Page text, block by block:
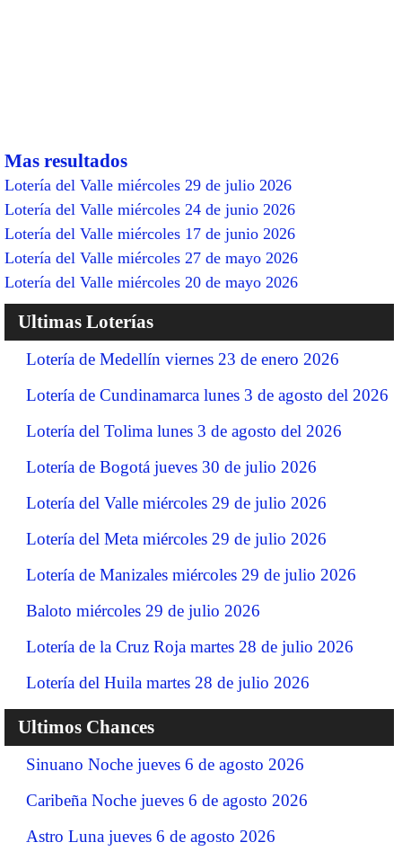
Mas resultados
Lotería del Valle miércoles 29 de julio 2026
Lotería del Valle miércoles 24 de junio 2026
Lotería del Valle miércoles 17 de junio 2026
Lotería del Valle miércoles 27 de mayo 2026
Lotería del Valle miércoles 20 de mayo 2026
Ultimas Loterías
Lotería de Medellín viernes 23 de enero 2026
Lotería de Cundinamarca lunes 3 de agosto del 2026
Lotería del Tolima lunes 3 de agosto del 2026
Lotería de Bogotá jueves 30 de julio 2026
Lotería del Valle miércoles 29 de julio 2026
Lotería del Meta miércoles 29 de julio 2026
Lotería de Manizales miércoles 29 de julio 2026
Baloto miércoles 29 de julio 2026
Lotería de la Cruz Roja martes 28 de julio 2026
Lotería del Huila martes 28 de julio 2026
Ultimos Chances
Sinuano Noche jueves 6 de agosto 2026
Caribeña Noche jueves 6 de agosto 2026
Astro Luna jueves 6 de agosto 2026